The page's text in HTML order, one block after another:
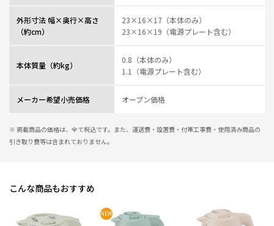
外形寸法 幅×奥行×高さ
（約cm）
23×16×17（本体のみ）
23×16×19（電源プレート含む）
本体質量（約kg）
0.8（本体のみ）
1.1（電源プレート含む）
メーカー希望小売価格 オープン価格
※ 掲載商品の価格は、全て税込です。また、運送費・設置費・付帯工事費・使用済み商品の
引き取り費等は含まれておりません。
こんな商品もおすすめ
NEW